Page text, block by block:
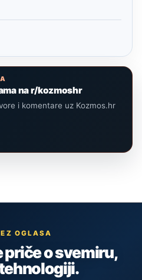
na r/kozmoshr
i komentare uz Kozmos.hr
OGLASA
priče o svemiru,